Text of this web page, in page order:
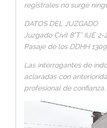
registrales no surge
DATOS DEL JUZGADO
Juzgado Civil 8°T° IUE 2-
Pasaje de los DDHH
Las interrogantes de
aclaradas con
profesional de confianza.